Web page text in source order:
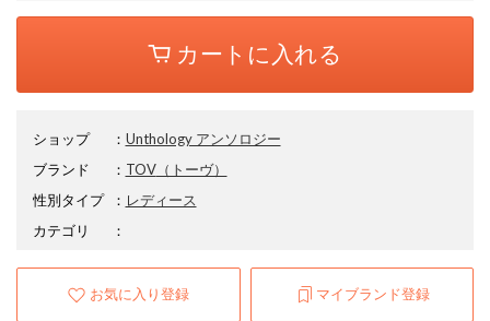
カートに入れる
ショップ ： Unthology アンソロジー
ブランド
： TOV（トーヴ）
性別タイプ
： レディース
カテゴリ
：
お気に入り登録 マイブランド登録